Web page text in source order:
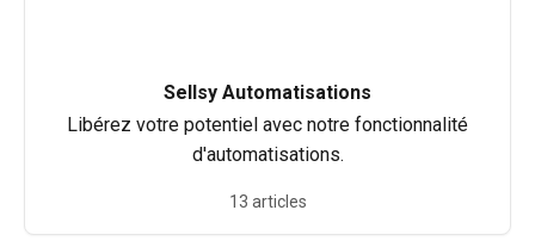
Sellsy Automatisations
Libérez votre potentiel avec notre fonctionnalité
d'automatisations.
13 articles